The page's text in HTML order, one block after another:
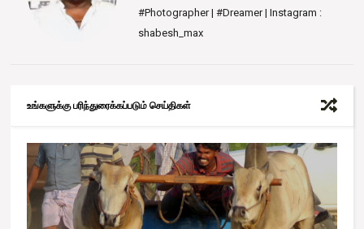
#Photographer | #Dreamer | Instagram :
shabesh_max
உங்களுக்கு பரிந்துரைக்கப்படும் செய்திகள்